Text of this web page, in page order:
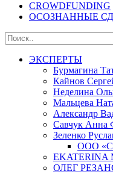
CROWDFUNDING
ОСОЗНАННЫЕ
ЭКСПЕРТЫ
Бурмагина
Кайнов
Неделина
Мальцева
Александр
Савчук Анна
Зеленко
ООО
EKATERINA
ОЛЕГ